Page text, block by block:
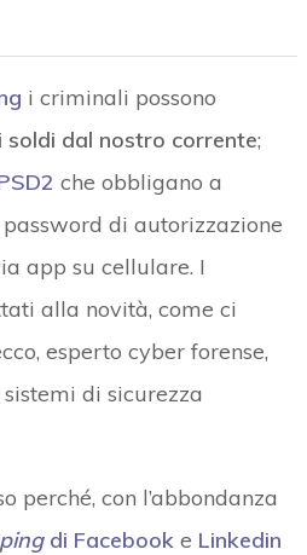
i criminali possono
soldi dal nostro corrente;
che obbligano a
di autorizzazione
app su cellulare. I
alla novità, come ci
esperto cyber forense,
di sicurezza
perché, con l’abbondanza
di Facebooke Linkedin